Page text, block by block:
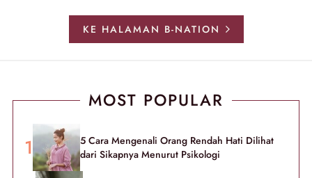
KE HALAMAN B-NATION
MOST POPULAR
5 Cara Mengenali Orang Rendah Hati Dilihat
dari Sikapnya Menurut Psikologi